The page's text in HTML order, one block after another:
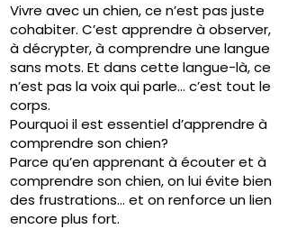
Vivre avec un chien, ce n’est pas juste
cohabiter. C’est apprendre à observer,
à décrypter, à comprendre une langue
sans mots. Et dans cette langue-là, ce
n’est pas la voix qui parle… c’est tout le
corps.
Pourquoi il est essentiel d’apprendre à
comprendre son chien?
Parce qu’en apprenant à écouter et à
comprendre son chien, on lui évite bien
des frustrations… et on renforce un lien
encore plus fort.